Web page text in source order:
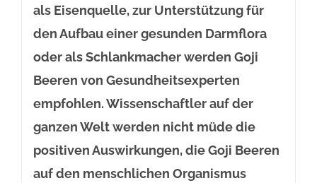
als Eisenquelle, zur Unterstützung für
den Aufbau einer gesunden Darmflora
oder als Schlankmacher werden Goji
Beeren von Gesundheitsexperten
empfohlen. Wissenschaftler auf der
ganzen Welt werden nicht müde die
positiven Auswirkungen, die Goji Beeren
auf den menschlichen Organismus